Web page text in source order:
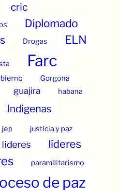
cric
Diplomado
Drogas ELN
Farc
Gorgona
guajira habana
Indigenas
jep justicia y paz
lideres líderes
paramilitarismo
de paz